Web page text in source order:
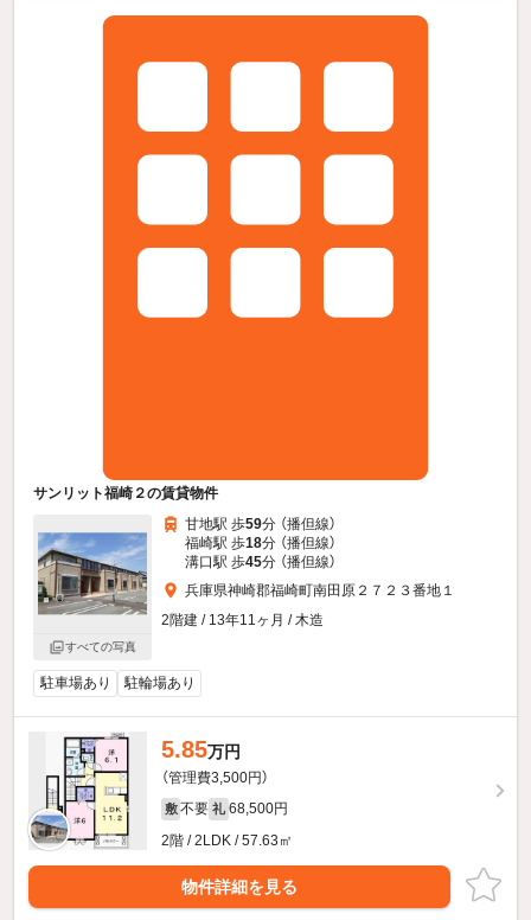
サンリット福崎２の賃貸物件
すべての写真
甘地駅 歩59分 （播但線）
福崎駅 歩18分 （播但線）
溝口駅 歩45分 （播但線）
兵庫県神崎郡福崎町南田原２７２３番地１
2階建 / 13年11ヶ月 / 木造
駐車場あり 駐輪場あり
5.85万円
（管理費3,500円）
敷 不要 礼 68,500円
2階 / 2LDK / 57.63㎡
物件詳細を見る